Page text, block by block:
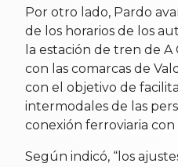
Por otro lado, Pardo
de los horarios de los
la estación de tren de
con las comarcas de
con el objetivo de
intermodales de las
conexión ferroviaria con
Según indicó, “los